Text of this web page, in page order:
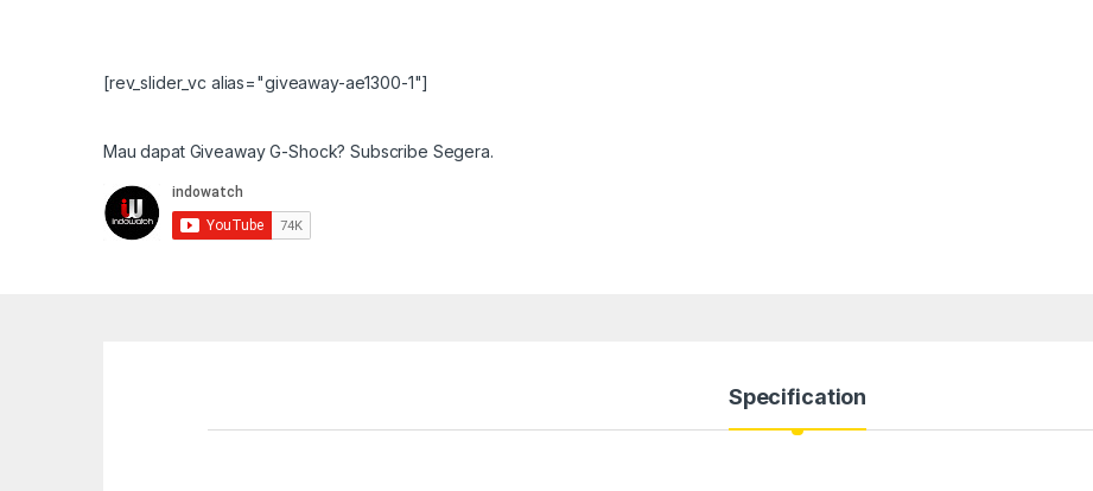
[rev_slider_vc alias="giveaway-ae1300-1"]
Mau dapat Giveaway G-Shock? Subscribe Segera.
Specification